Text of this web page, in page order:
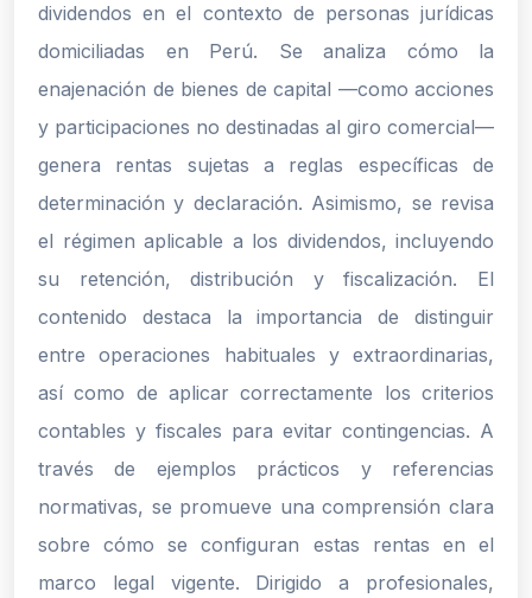
dividendos en el contexto de personas jurídicas
domiciliadas en Perú. Se analiza cómo la
enajenación de bienes de capital —como acciones
y participaciones no destinadas al giro comercial—
genera rentas sujetas a reglas específicas de
determinación y declaración. Asimismo, se revisa
el régimen aplicable a los dividendos, incluyendo
su retención, distribución y fiscalización. El
contenido destaca la importancia de distinguir
entre operaciones habituales y extraordinarias,
así como de aplicar correctamente los criterios
contables y fiscales para evitar contingencias. A
través de ejemplos prácticos y referencias
normativas, se promueve una comprensión clara
sobre cómo se configuran estas rentas en el
marco legal vigente. Dirigido a profesionales,